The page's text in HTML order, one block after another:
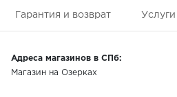
Гарантия и возврат Услуги
Адреса магазинов в СПб:
Магазин на Озерках